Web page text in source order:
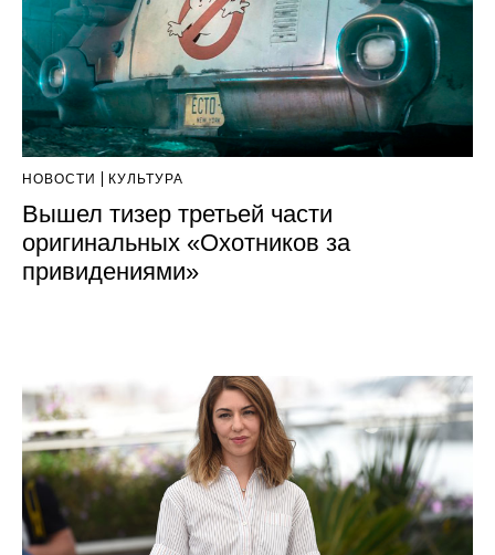
НОВОСТИ КУЛЬТУРА
Вышел тизер третьей части
оригинальных «Охотников за
привидениями»